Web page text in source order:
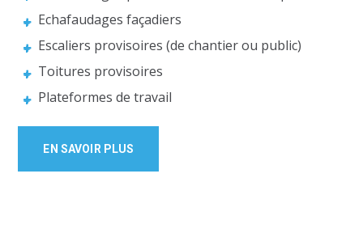
Echafaudages façadiers
Escaliers provisoires (de chantier ou public)
Toitures provisoires
Plateformes de travail
EN SAVOIR PLUS